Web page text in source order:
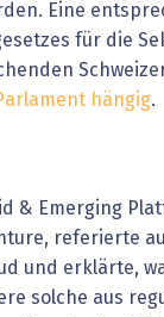
Eine
für die
hängig.
& Emerging
referierte
und erklärte,
solche aus